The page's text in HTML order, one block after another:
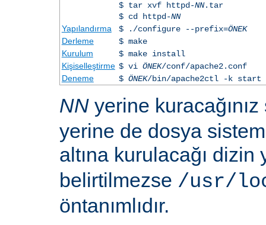
$ tar xvf httpd-NN.tar
$ cd httpd-NN
Yapılandırma
$ ./configure --prefix=ÖNEK
Derleme
$ make
Kurulum
$ make install
Kişiselleştirme $ vi ÖNEK/conf/apache2.conf
Deneme
$ ÖNEK/bin/apache2ctl -k start
NN yerine
yerine de dosya
altına kurulacağı dizin
belirtilmezse /usr/
öntanımlıdır.